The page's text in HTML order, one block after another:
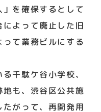
を確保するとして
よって廃止した旧
て業務ビルにする
千駄ケ谷小学校、
も、渋谷区公共施
がって、再開発用